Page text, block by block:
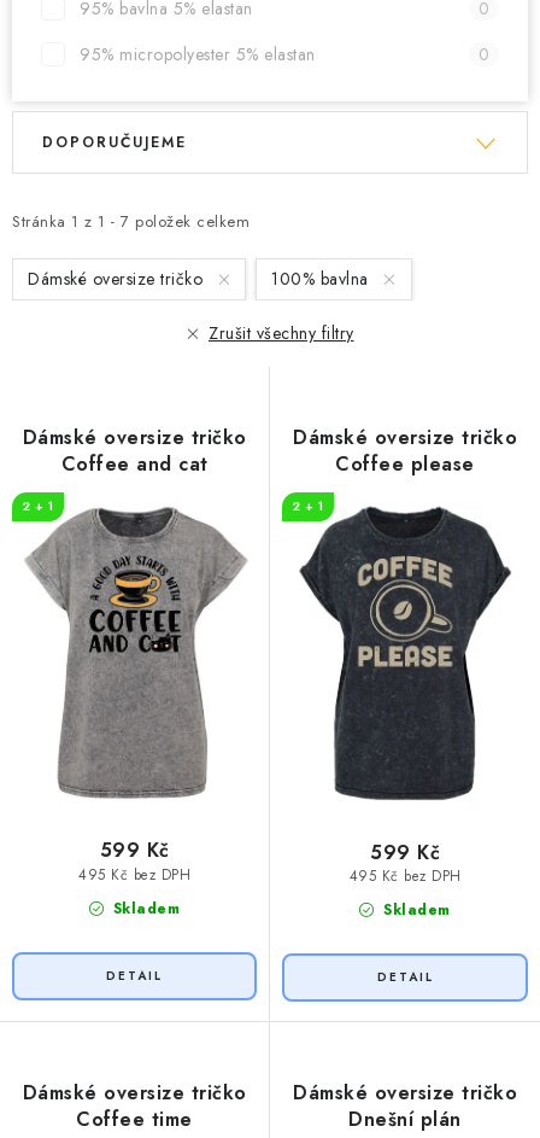
Časté otázky
Doprava a platba
Zásady zpracování ochrany osobních údajů
Kontakty
95% bavlna 5% elastan
0
95% micropolyester 5% elastan
0
V
i
s
p
u
t
ů
Stránka 1 z 1 - 7 položek celkem
Ř
e
n
í
d
k
t
ů
DOPORUČUJEME
Dámské oversize tričko 100% bavlna
Zrušit všechny filtry
Dámské oversize tričko
Coffee and cat
2 + 1
Skladem
495 Kč bez DPH
599 Kč
Dámské oversize tričko
Coffee please
2 + 1
Skladem
495 Kč bez DPH
599 Kč
Dámské oversize tričko
Coffee time
Dámské oversize tričko
Dnešní plán